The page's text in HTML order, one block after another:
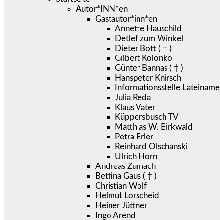
Autor*INN*en
Gastautor*inn*en
Annette Hauschild
Detlef zum Winkel
Dieter Bott ( † )
Gilbert Kolonko
Günter Bannas ( † )
Hanspeter Knirsch
Informationsstelle
Julia Reda
Klaus Vater
Küppersbusch TV
Matthias W. Birkwald
Petra Erler
Reinhard Olschanski
Ulrich Horn
Andreas Zumach
Bettina Gaus ( † )
Christian Wolf
Helmut Lorscheid
Heiner Jüttner
Ingo Arend